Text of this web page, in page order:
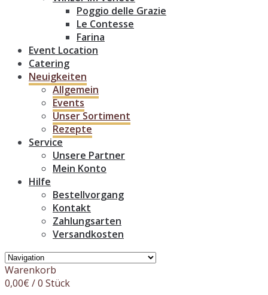
Poggio delle Grazie
Le Contesse
Farina
Event Location
Catering
Neuigkeiten
Allgemein
Events
Unser Sortiment
Rezepte
Service
Unsere Partner
Mein Konto
Hilfe
Bestellvorgang
Kontakt
Zahlungsarten
Versandkosten
Warenkorb
0,00€ / 0 Stück